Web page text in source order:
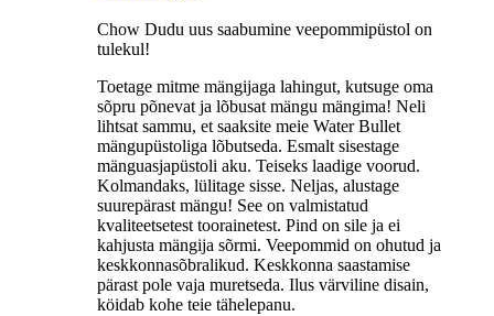
Chow Dudu uus saabumine veepommipüstol on
tulekul!
Toetage mitme mängijaga lahingut, kutsuge oma
sõpru põnevat ja lõbusat mängu mängima! Neli
lihtsat sammu, et saaksite meie Water Bullet
mängupüstoliga lõbutseda. Esmalt sisestage
mänguasjapüstoli aku. Teiseks laadige voorud.
Kolmandaks, lülitage sisse. Neljas, alustage
suurepärast mängu! See on valmistatud
kvaliteetsetest toorainetest. Pind on sile ja ei
kahjusta mängija sõrmi. Veepommid on ohutud ja
keskkonnasõbralikud. Keskkonna saastamise
pärast pole vaja muretseda. Ilus värviline disain,
köidab kohe teie tähelepanu.